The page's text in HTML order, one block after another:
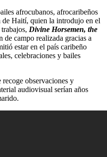
afrocubanos, afrocaribeños
de Haití, quien la introdujo en el
Divine Horsemen, the
de campo realizada gracias a
estar en el país caribeño
celebraciones y bailes
observaciones y
audiovisual serían años